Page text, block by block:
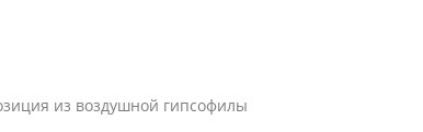
из воздушной гипсофилы